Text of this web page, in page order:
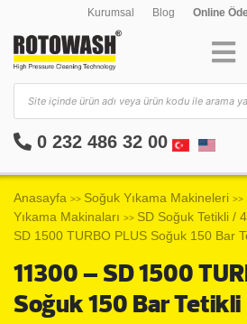
Kurumsal Blog Online
0 232 486 32 00
Anasayfa >> Soğuk Yıkama Makineleri >>
Yıkama Makinaları >> SD Soğuk Tetikli /
SD 1500 TURBO PLUS Soğuk 150 Bar
11300 – SD 1500
Soğuk 150 Bar Tetikli